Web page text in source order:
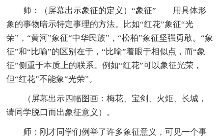
师：（屏幕出示象征的定义）“象征”——用具体形
象的事物暗示特定事理的方法。比如“红花”象征“光
荣”，“黄河”象征“中华民族”，“松柏”象征坚强勇敢。“象
征”和“比喻”的区别在于，“比喻”着眼于相似点，而“象
征”侧重于本质上的联系。例如“红花”可以象征光荣，
但“红花”不能象“光荣”。
（屏幕出示四幅图画：梅花、宝剑、火炬、长城，
请同学脱口而出象征意义）。
师：刚才同学们例举了许多象征意义，可见一个事